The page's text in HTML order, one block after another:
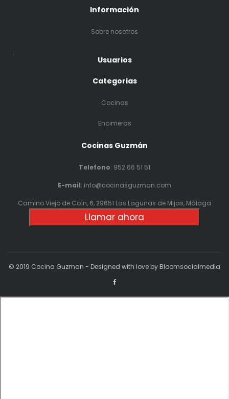
Información
Sobre nosotros
.
Usuarios
Categorias
Cocinas
Encimeras
Cocinas Guzmán
Telefono: 952 66 51 51
E-mail: info@cocinasguzman.com
Camino Viejo de Coín, 6, 29651 Las Lagunas de Mijas, Málaga
Llamar ahora
© 2019 Cocina Guzman - Designed with love by Bloomsocialmedia